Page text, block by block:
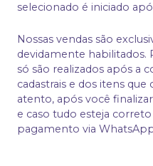
selecionado é iniciado
Nossas vendas são
devidamente habilitados.
só são realizados após a
cadastrais e dos itens
atento, após você
e caso tudo esteja
pagamento via